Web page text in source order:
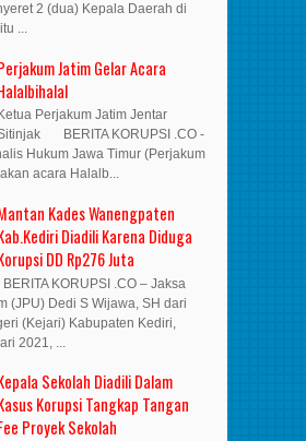
2 (dua) Kepala Daerah di
...
Jatim Gelar Acara
Ketua Perjakum Jatim Jentar
BERITA KORUPSI .CO -
Hukum Jawa Timur (Perjakum
acara Halalb...
Kades Wanengpaten
Diadili Karena Diduga
DD Rp276 Juta
BERITA KORUPSI .CO – Jaksa
(JPU) Dedi S Wijawa, SH dari
(Kejari) Kabupaten Kediri,
2021, ...
Sekolah Diadili Dalam
Korupsi Tangkap Tangan
Proyek Sekolah